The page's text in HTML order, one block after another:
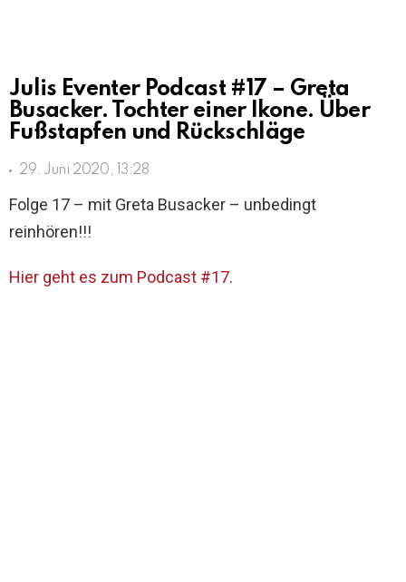
Julis Eventer Podcast #17 – Greta
Busacker. Tochter einer Ikone. Über
Fußstapfen und Rückschläge
29. Juni 2020, 13:28
Folge 17 – mit Greta Busacker – unbedingt
reinhören!!!
Hier geht es zum Podcast #17.